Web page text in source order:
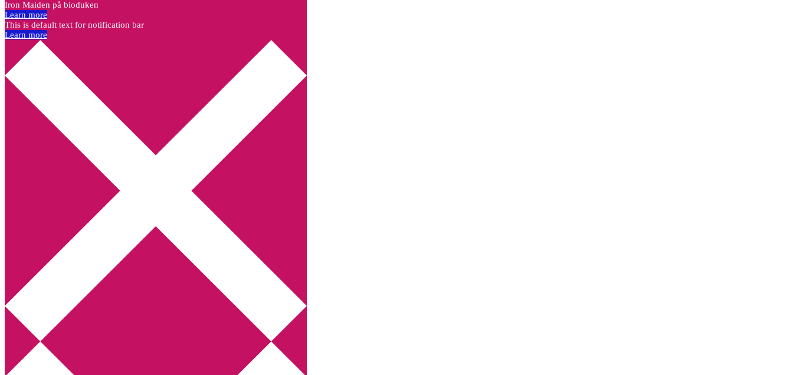
Annikas litteratur- och kulturblogg
Iron Maiden på bioduken
Learn more
This is default text for notification bar
Learn more